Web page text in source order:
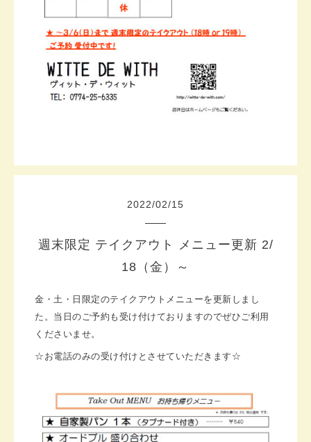
2022/02/15
週末限定 テイクアウト メニュー更新 2/
18（金）～
金・土・日限定のテイクアウトメニューを更新しまし
た。当日のご予約も受け付けておりますのでぜひご利用
くださいませ。
☆お電話のみの受け付けとさせていただきます☆